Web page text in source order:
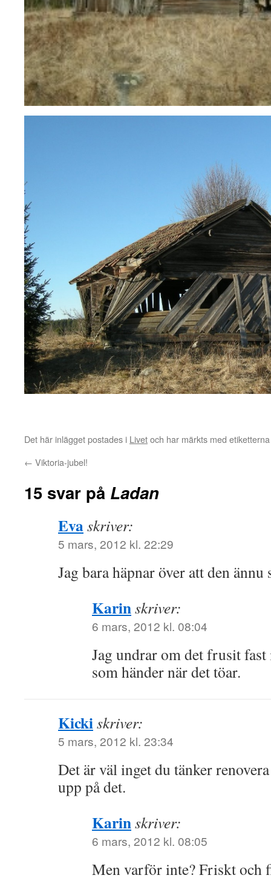
Det här inlägget postades i Livetoch har märkts med
← Viktoria-jubel!
15 svar på Ladan
Evaskriver:
5 mars, 2012 kl. 22:29
Jag bara häpnar över att den
Karinskriver:
6 mars, 2012 kl. 08:04
Jag undrar om det frusit
som händer när det töar.
Kickiskriver:
5 mars, 2012 kl. 23:34
Det är väl inget du tänker
upp på det.
Karinskriver:
6 mars, 2012 kl. 08:05
Men varför inte? Friskt och